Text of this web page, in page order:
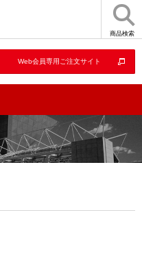
商品検索
Web会員専用ご注文サイト